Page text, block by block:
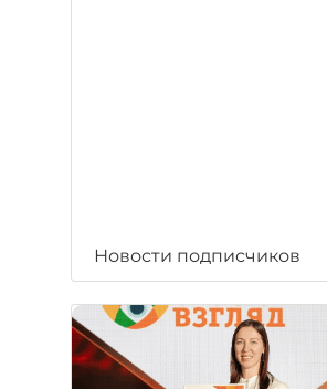
Новости подписчиков